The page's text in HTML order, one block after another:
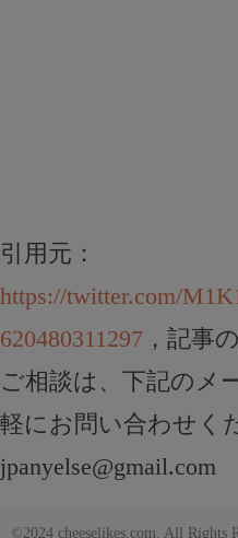
引用元：
https://twitter.com/
620480311297 ，記事
ご相談は、下記のメ
軽にお問い合わせく
jpanyelse@gmail.com
©2024 cheeselikes.com. All Rights